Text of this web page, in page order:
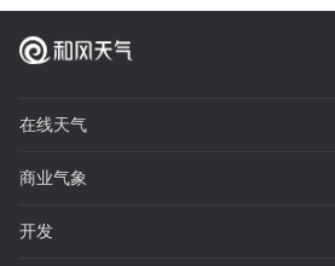
在线天气
商业气象
开发